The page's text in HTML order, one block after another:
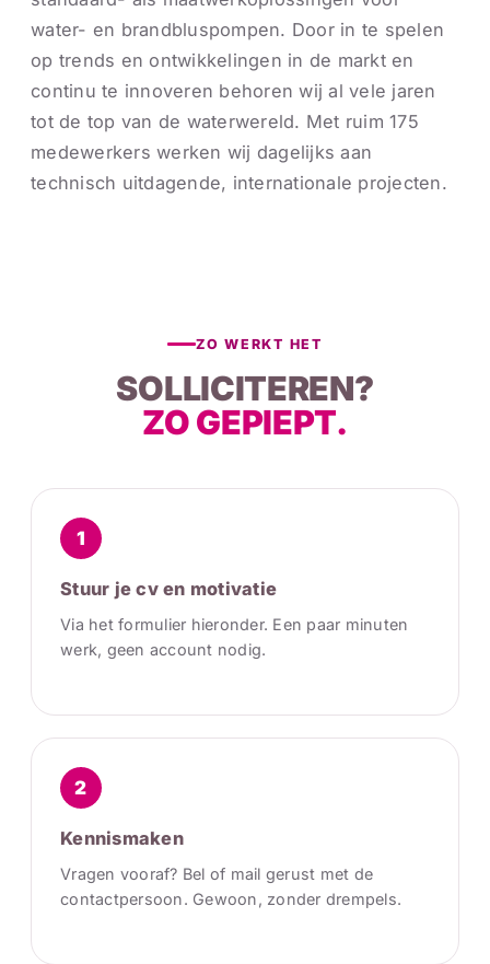
water- en brandbluspompen. Door in te spelen
op trends en ontwikkelingen in de markt en
continu te innoveren behoren wij al vele jaren
tot de top van de waterwereld. Met ruim 175
medewerkers werken wij dagelijks aan
technisch uitdagende, internationale projecten.
ZO WERKT HET
SOLLICITEREN?
ZO GEPIEPT.
1
Stuur je cv en motivatie
Via het formulier hieronder. Een paar minuten
werk, geen account nodig.
2
Kennismaken
Vragen vooraf? Bel of mail gerust met de
contactpersoon. Gewoon, zonder drempels.